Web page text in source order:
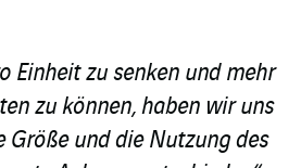
Einheit zu senken und mehr
zu können, haben wir uns
Größe und die Nutzung des